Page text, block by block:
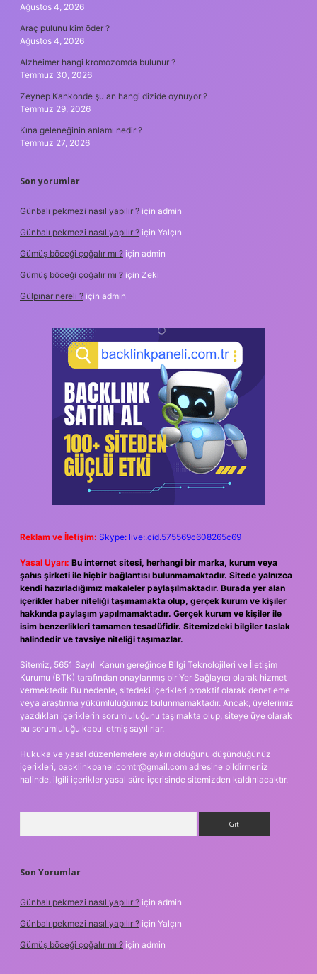
Ağustos 4, 2026
Araç pulunu kim öder ?
Ağustos 4, 2026
Alzheimer hangi kromozomda bulunur ?
Temmuz 30, 2026
Zeynep Kankonde şu an hangi dizide oynuyor ?
Temmuz 29, 2026
Kına geleneğinin anlamı nedir ?
Temmuz 27, 2026
Son yorumlar
Günbalı pekmezi nasıl yapılır ? için admin
Günbalı pekmezi nasıl yapılır ? için Yalçın
Gümüş böceği çoğalır mı ? için admin
Gümüş böceği çoğalır mı ? için Zeki
Gülpınar nereli ? için admin
Reklam ve İletişim: Skype: live:.cid.575569c608265c69
Yasal Uyarı: Bu internet sitesi, herhangi bir marka, kurum veya
şahıs şirketi ile hiçbir bağlantısı bulunmamaktadır. Sitede yalnızca
kendi hazırladığımız makaleler paylaşılmaktadır. Burada yer alan
içerikler haber niteliği taşımamakta olup, gerçek kurum ve kişiler
hakkında paylaşım yapılmamaktadır. Gerçek kurum ve kişiler ile
isim benzerlikleri tamamen tesadüfidir. Sitemizdeki bilgiler taslak
halindedir ve tavsiye niteliği taşımazlar.
Sitemiz, 5651 Sayılı Kanun gereğince Bilgi Teknolojileri ve İletişim
Kurumu (BTK) tarafından onaylanmış bir Yer Sağlayıcı olarak hizmet
vermektedir. Bu nedenle, sitedeki içerikleri proaktif olarak denetleme
veya araştırma yükümlülüğümüz bulunmamaktadır. Ancak, üyelerimiz
yazdıkları içeriklerin sorumluluğunu taşımakta olup, siteye üye olarak
bu sorumluluğu kabul etmiş sayılırlar.
Hukuka ve yasal düzenlemelere aykırı olduğunu düşündüğünüz
içerikleri, backlinkpanelicomtr@gmail.com adresine bildirmeniz
halinde, ilgili içerikler yasal süre içerisinde sitemizden kaldırılacaktır.
Son Yorumlar
Günbalı pekmezi nasıl yapılır ? için admin
Günbalı pekmezi nasıl yapılır ? için Yalçın
Gümüş böceği çoğalır mı ? için admin